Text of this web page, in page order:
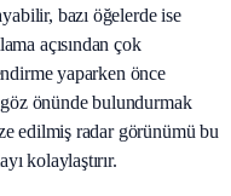
bazı öğelerde ise
açısından çok
yaparken önce
göz önünde bulundurmak
edilmiş radar görünümü bu
kolaylaştırır.